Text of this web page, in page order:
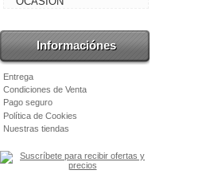
Informaciónes
Entrega
Condiciones de Venta
Pago seguro
Política de Cookies
Nuestras tiendas